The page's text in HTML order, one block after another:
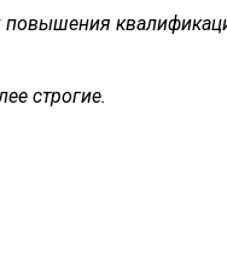
повышения
строгие.